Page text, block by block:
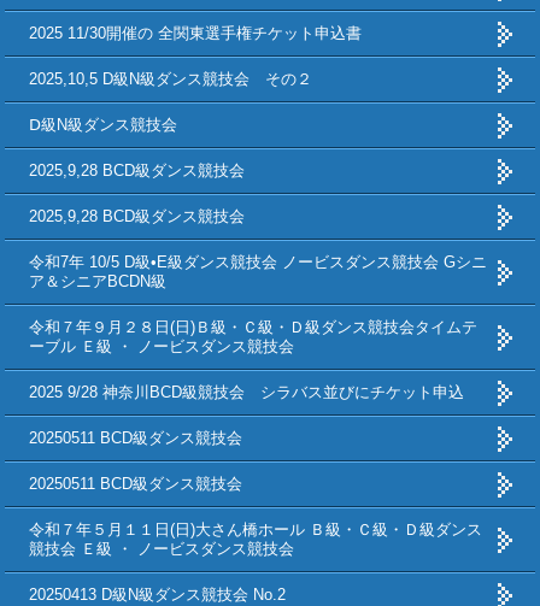
2025 11/30開催の 全関東選手権チケット申込書
2025,10,5 D級N級ダンス競技会 その２
Ⅾ級N級ダンス競技会
2025,9,28 BCD級ダンス競技会
2025,9,28 BCD級ダンス競技会
令和7年 10/5 D級•E級ダンス競技会 ノービスダンス競技会 Gシニ
ア＆シニアBCDN級
令和７年９月２８日(日)Ｂ級・Ｃ級・Ｄ級ダンス競技会タイムテ
ーブル Ｅ級 ・ ノービスダンス競技会
2025 9/28 神奈川BCD級競技会 シラバス並びにチケット申込
20250511 BCD級ダンス競技会
20250511 BCD級ダンス競技会
令和７年５月１１日(日)大さん橋ホール Ｂ級・Ｃ級・Ｄ級ダンス
競技会 Ｅ級 ・ ノービスダンス競技会
20250413 D級N級ダンス競技会 No.2